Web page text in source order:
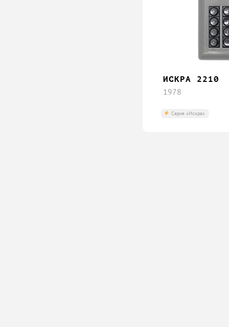
ИСКРА 2210
1978
Серия «Искра»